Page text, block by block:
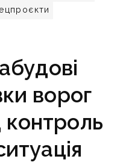
ворог
контроль